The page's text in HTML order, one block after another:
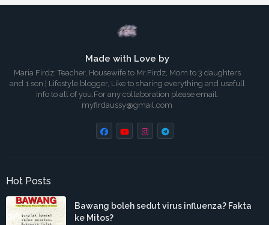
Made with Love by
Maria Firdz: Teacher, Housewife to Mr.Firdz, Mom to 3 daughters
and 1 son | Lifestyle blogger, Like to sharing everything and usefull
info to all of you.For any collaboration please email:
myfirdaussy@gmail.com
Hot Posts
Bawang boleh sedut virus influenza? Fakta
ke Mitos?